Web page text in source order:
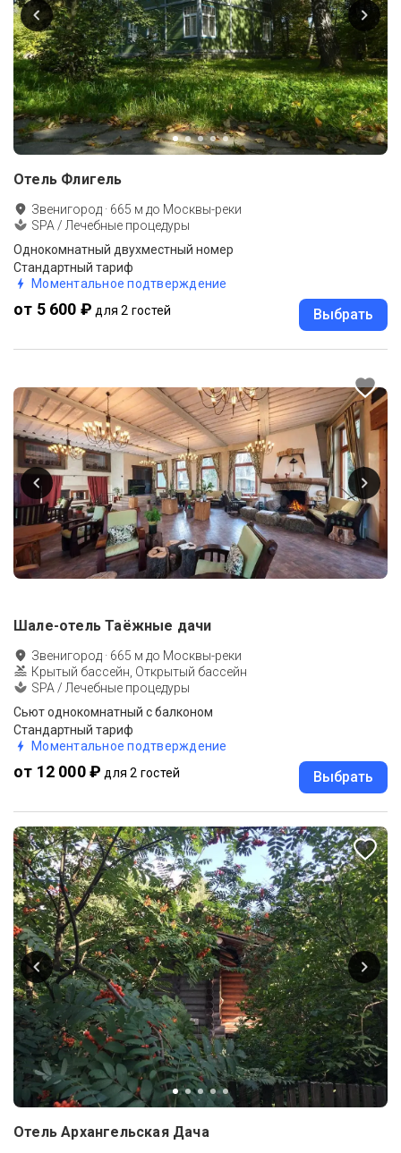
Отель Флигель
Звенигород · 665 м до Москвы-реки
SPA / Лечебные процедуры
Однокомнатный двухместный номер
Стандартный тариф
Моментальное подтверждение
от 5 600 ₽ для 2 гостей Выбрать
Шале-отель Таёжные дачи
Звенигород · 665 м до Москвы-реки
Крытый бассейн, Открытый бассейн
SPA / Лечебные процедуры
Сьют однокомнатный c балконом
Стандартный тариф
Моментальное подтверждение
от 12 000 ₽ для 2 гостей Выбрать
Отель Архангельская Дача